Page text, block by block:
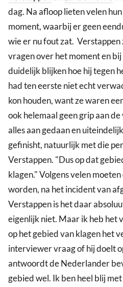
dag. Na afloop lieten velen
moment, waarbij er geen
wie er nu fout zat.
vragen over het moment en
duidelijk blijken hoe hij tegen
had ten eerste niet echt
kon houden, want ze waren
ook helemaal geen grip aan
alles aan gedaan en
gefinisht, natuurlijk met die
Verstappen. "Dus op dat
klagen." Volgens velen
worden, na het incident van
Verstappen is het daar
eigenlijk niet. Maar ik heb het
op het gebied van klagen het
interviewer vraag of hij doelt
antwoordt de Nederlander
gebied wel. Ik ben heel blij